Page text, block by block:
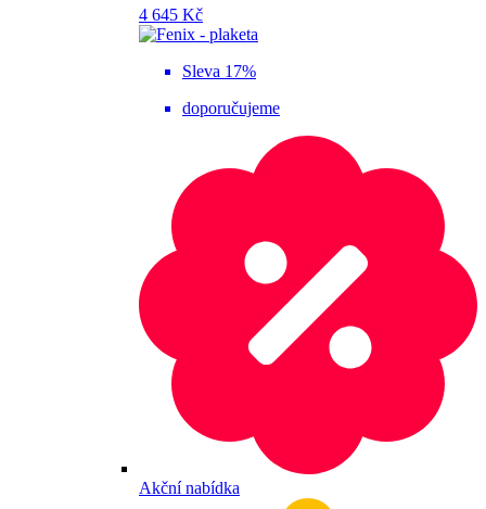
4 645 Kč
Sleva 17%
doporučujeme
Akční nabídka